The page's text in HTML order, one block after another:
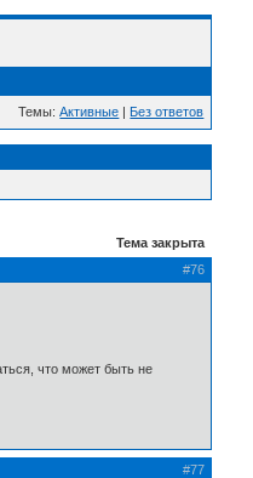
Темы:Активные | Без ответов
Тема закрыта
#76
что может быть не
#77